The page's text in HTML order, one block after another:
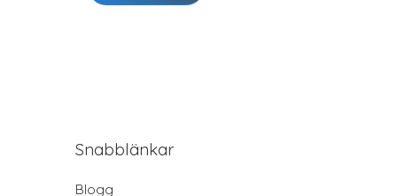
Snabblänkar
Blogg